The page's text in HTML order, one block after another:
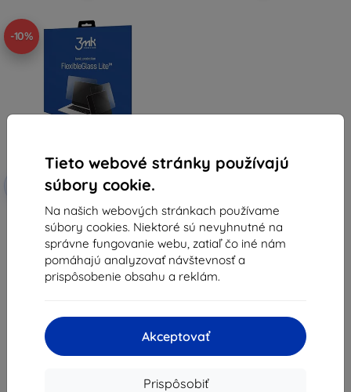
Tieto webové stránky používajú
súbory cookie.
Na našich webových stránkach používame
súbory cookies. Niektoré sú nevyhnutné na
správne fungovanie webu, zatiaľ čo iné nám
pomáhajú analyzovať návštevnosť a
prispôsobenie obsahu a reklám.
Akceptovať
Prispôsobiť
-10%
Zľava s
kupónom
EXTRA10
3MK FlexibleGlass Lite Kindle
Scribe 11" hybridné tvrdené sklo
Lite (5903108512732)
11,89 €
10,70 €